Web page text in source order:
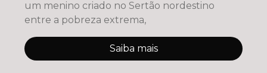
um menino criado no Sertão nordestino
entre a pobreza extrema,
Saiba mais